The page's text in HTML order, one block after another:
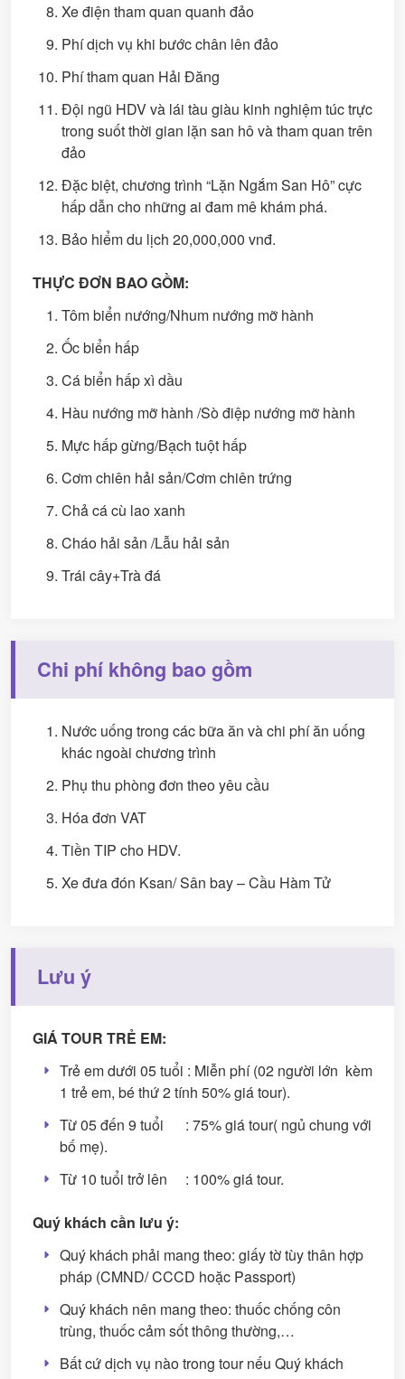
Xe điện tham quan quanh đảo
Phí dịch vụ khi bước chân lên đảo
Phí tham quan Hải Đăng
Đội ngũ HDV và lái tàu giàu kinh nghiệm túc trực
trong suốt thời gian lặn san hô và tham quan trên
đảo
Đặc biệt, chương trình “Lặn Ngắm San Hô” cực
hấp dẫn cho những ai đam mê khám phá.
Bảo hiểm du lịch 20,000,000 vnđ.
THỰC ĐƠN BAO GỒM:
Tôm biển nướng/Nhum nướng mỡ hành
Ốc biển hấp
Cá biển hấp xì dầu
Hàu nướng mỡ hành /Sò điệp nướng mỡ hành
Mực hấp gừng/Bạch tuột hấp
Cơm chiên hải sản/Cơm chiên trứng
Chả cá cù lao xanh
Cháo hải sản /Lẫu hải sản
Trái cây+Trà đá
Chi phí không bao gồm
Nước uống trong các bữa ăn và chi phí ăn uống
khác ngoài chương trình
Phụ thu phòng đơn theo yêu cầu
Hóa đơn VAT
Tiền TIP cho HDV.
Xe đưa đón Ksan/ Sân bay – Cầu Hàm Tử
Lưu ý
GIÁ TOUR TRẺ EM:
Trẻ em dưới 05 tuổi : Miễn phí (02 người lớn kèm
1 trẻ em, bé thứ 2 tính 50% giá tour).
Từ 05 đến 9 tuổi : 75% giá tour( ngủ chung với
bố mẹ).
Từ 10 tuổi trở lên : 100% giá tour.
Quý khách cần lưu ý:
Quý khách phải mang theo: giấy tờ tùy thân hợp
pháp (CMND/ CCCD hoặc Passport)
Quý khách nên mang theo: thuốc chống côn
trùng, thuốc cảm sốt thông thường,…
Bất cứ dịch vụ nào trong tour nếu Quý khách